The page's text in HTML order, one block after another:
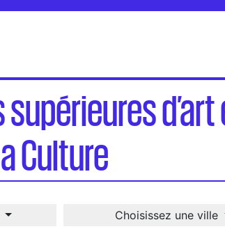
Culture
Choisissez une ville